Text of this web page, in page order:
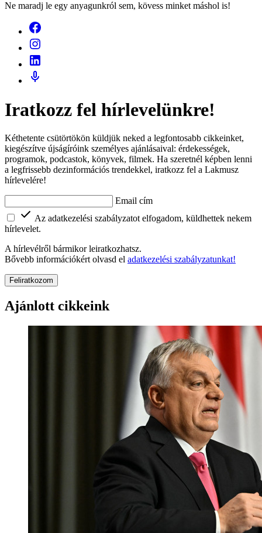
Ne maradj le egy anyagunkról sem, kövess minket máshol is!
Iratkozz fel hírlevelünkre!
Kéthetente csütörtökön küldjük neked a legfontosabb cikkeinket,
kiegészítve újságíróink személyes ajánlásaival: érdekességek,
programok, podcastok, könyvek, filmek. Ha szeretnél képben lenni
a legfrissebb dezinformációs trendekkel, iratkozz fel a Lakmusz
hírlevelére!
Email cím
Az adatkezelési szabályzatot elfogadom, küldhettek nekem
hírlevelet.
A hírlevélről bármikor leiratkozhatsz.
Bővebb információkért olvasd el adatkezelési szabályzatunkat!
Feliratkozom
Ajánlott cikkeink